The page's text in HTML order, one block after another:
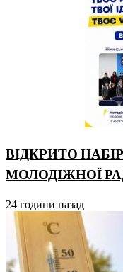
ВІДКРИТО
МОЛОДІЖНОЇ
24 години назад